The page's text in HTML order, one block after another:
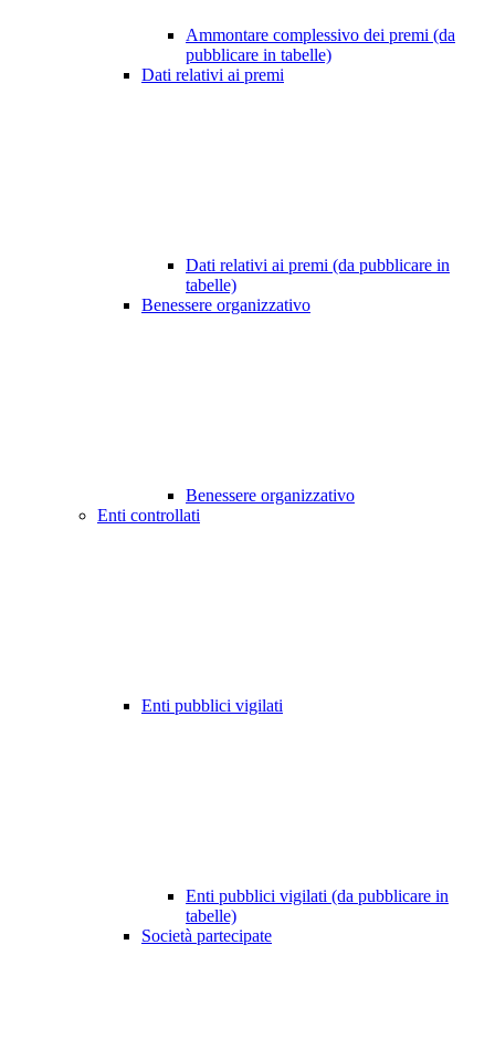
Ammontare complessivo dei premi (da
pubblicare in tabelle)
Dati relativi ai premi
Dati relativi ai premi (da pubblicare in
tabelle)
Benessere organizzativo
Benessere organizzativo
Enti controllati
Enti pubblici vigilati
Enti pubblici vigilati (da pubblicare in
tabelle)
Società partecipate